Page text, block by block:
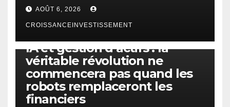
AOÛT 6, 2026
CROISSANCEINVESTISSEMENT
IA et gestion d’actifs : la
véritable révolution ne
commencera pas quand les
robots remplaceront les
financiers